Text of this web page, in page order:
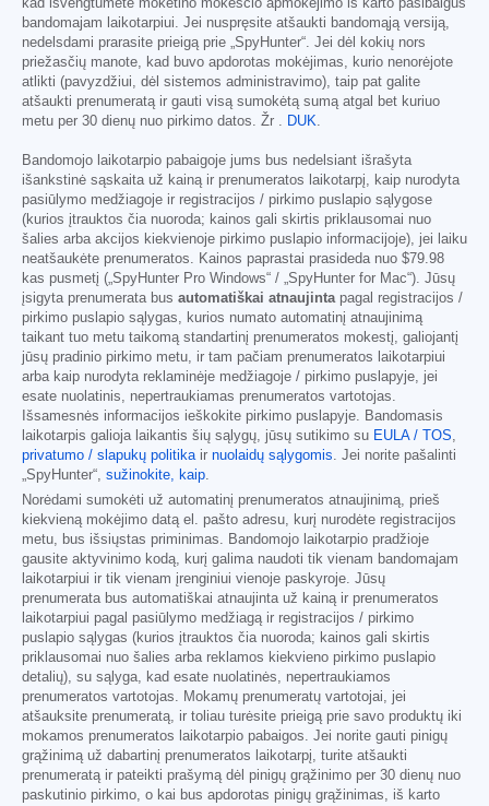
kad išvengtumėte mokėtino mokesčio apmokėjimo iš karto pasibaigus
bandomajam laikotarpiui. Jei nuspręsite atšaukti bandomąją versiją,
nedelsdami prarasite prieigą prie „SpyHunter“. Jei dėl kokių nors
priežasčių manote, kad buvo apdorotas mokėjimas, kurio nenorėjote
atlikti (pavyzdžiui, dėl sistemos administravimo), taip pat galite
atšaukti prenumeratą ir gauti visą sumokėtą sumą atgal bet kuriuo
metu per 30 dienų nuo pirkimo datos. Žr . DUK.
Bandomojo laikotarpio pabaigoje jums bus nedelsiant išrašyta
išankstinė sąskaita už kainą ir prenumeratos laikotarpį, kaip nurodyta
pasiūlymo medžiagoje ir registracijos / pirkimo puslapio sąlygose
(kurios įtrauktos čia nuoroda; kainos gali skirtis priklausomai nuo
šalies arba akcijos kiekvienoje pirkimo puslapio informacijoje), jei laiku
neatšaukėte prenumeratos. Kainos paprastai prasideda nuo $79.98
kas pusmetį („SpyHunter Pro Windows“ / „SpyHunter for Mac“). Jūsų
įsigyta prenumerata bus automatiškai atnaujintapagal registracijos /
pirkimo puslapio sąlygas, kurios numato automatinį atnaujinimą
taikant tuo metu taikomą standartinį prenumeratos mokestį, galiojantį
jūsų pradinio pirkimo metu, ir tam pačiam prenumeratos laikotarpiui
arba kaip nurodyta reklaminėje medžiagoje / pirkimo puslapyje, jei
esate nuolatinis, nepertraukiamas prenumeratos vartotojas.
Išsamesnės informacijos ieškokite pirkimo puslapyje. Bandomasis
laikotarpis galioja laikantis šių sąlygų, jūsų sutikimo su EULA / TOS,
privatumo / slapukų politikair nuolaidų sąlygomis. Jei norite pašalinti
„SpyHunter“, sužinokite, kaip.
Norėdami sumokėti už automatinį prenumeratos atnaujinimą, prieš
kiekvieną mokėjimo datą el. pašto adresu, kurį nurodėte registracijos
metu, bus išsiųstas priminimas. Bandomojo laikotarpio pradžioje
gausite aktyvinimo kodą, kurį galima naudoti tik vienam bandomajam
laikotarpiui ir tik vienam įrenginiui vienoje paskyroje. Jūsų
prenumerata bus automatiškai atnaujinta už kainą ir prenumeratos
laikotarpiui pagal pasiūlymo medžiagą ir registracijos / pirkimo
puslapio sąlygas (kurios įtrauktos čia nuoroda; kainos gali skirtis
priklausomai nuo šalies arba reklamos kiekvieno pirkimo puslapio
detalių), su sąlyga, kad esate nuolatinės, nepertraukiamos
prenumeratos vartotojas. Mokamų prenumeratų vartotojai, jei
atšauksite prenumeratą, ir toliau turėsite prieigą prie savo produktų iki
mokamos prenumeratos laikotarpio pabaigos. Jei norite gauti pinigų
grąžinimą už dabartinį prenumeratos laikotarpį, turite atšaukti
prenumeratą ir pateikti prašymą dėl pinigų grąžinimo per 30 dienų nuo
paskutinio pirkimo, o kai bus apdorotas pinigų grąžinimas, iš karto